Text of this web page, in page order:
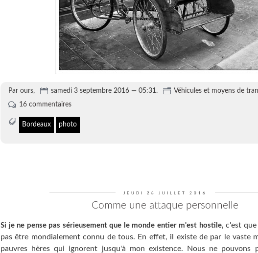
Par ours, samedi 3 septembre 2016 — 05:31.
Véhicules et moyens de
16 commentaires
Bordeaux photo
JEUDI 28 JUILLET 2016
Comme une attaque personnelle
Si je ne pense pas sérieusement que le monde entier m'est hostile, c'est
pas être mondialement connu de tous. En effet, il existe de par le vaste
pauvres hères qui ignorent jusqu'à mon existence. Nous ne pouvons